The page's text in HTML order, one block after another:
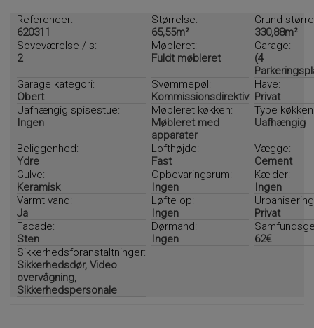
Referencer:
620311
Størrelse:
65,55m²
Grund
330,88m²
Soveværelse / s:
2
Møbleret:
Fuldt møbleret
Garage:
(4
Garage kategori:
Obert
Svømmepøl:
Kommissionsdirektiv
Have:
Privat
Uafhængig spisestue:
Ingen
Møbleret køkken:
Møbleret med
apparater
Type
Uafhængig
Beliggenhed:
Ydre
Lofthøjde:
Fast
Vægge:
Cement
Gulve:
Keramisk
Opbevaringsrum:
Ingen
Kælder:
Ingen
Varmt vand:
Ja
Løfte op:
Ingen
Privat
Facade:
Sten
Dørmand:
Ingen
62€
Sikkerhedsforanstaltninger:
Sikkerhedsdør, Video
overvågning,
Sikkerhedspersonale